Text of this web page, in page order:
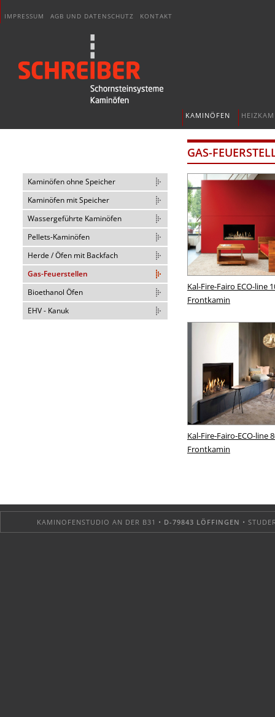
IMPRESSUM AGB UND DATENSCHUTZ KONTAKT
KAMINÖFEN
Kaminöfen ohne Speicher
Kaminöfen mit Speicher
Wassergeführte Kaminöfen
Pellets-Kaminöfen
Herde / Öfen mit Backfach
Gas-Feuerstellen
Bioethanol Öfen
EHV - Kanuk
GAS-
Kal-Fire-Fairo ECO-line
Frontkamin
Kal-Fire-Fairo-ECO-line
Frontkamin
KAMINOFENSTUDIO AN DER B31 • D-79843 LÖFFINGEN •